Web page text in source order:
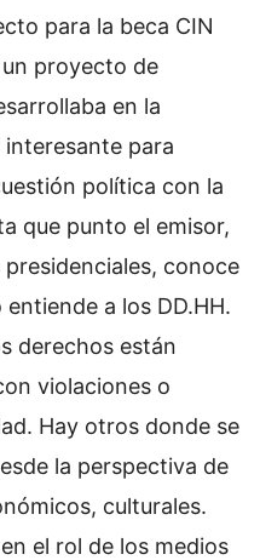
para la beca CIN
proyecto de
en la
para
política con la
que punto el emisor,
conoce
a los DD.HH.
derechos están
violaciones o
Hay otros donde se
la perspectiva de
culturales.
el rol de los medios